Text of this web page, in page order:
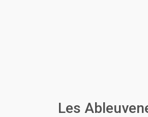
Les